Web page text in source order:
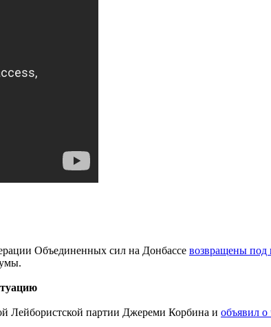
Объединенных сил на Донбассе возвращены под
Лейбористской партии Джереми Корбина и объявил